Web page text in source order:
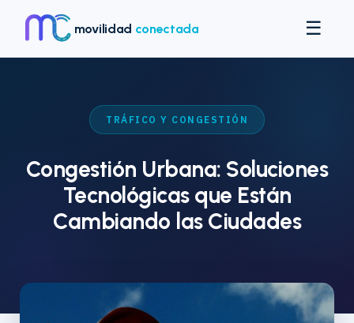
movilidad conectada ☰
TRÁFICO Y CONGESTIÓN
Congestión Urbana: Soluciones
Tecnológicas que Están
Cambiando las Ciudades